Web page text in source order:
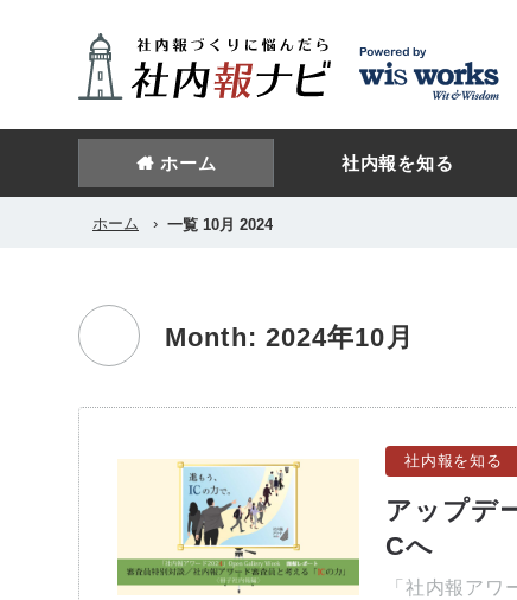
ホーム 社内報を知る
ホーム › 一覧 10月 2024
Month: 2024年10月
社内報を知る
アップデ
Cへ
「社内報ア